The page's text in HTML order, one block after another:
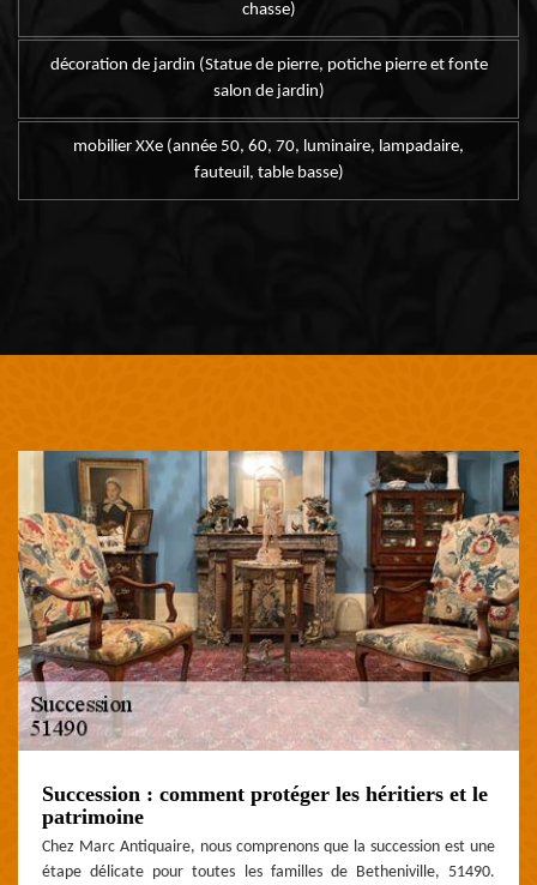
chasse)
décoration de jardin (Statue de pierre, potiche pierre et fonte
salon de jardin)
mobilier XXe (année 50, 60, 70, luminaire, lampadaire,
fauteuil, table basse)
Succession : comment protéger les héritiers et le
patrimoine
Chez Marc Antiquaire, nous comprenons que la succession est une
étape délicate pour toutes les familles de Betheniville, 51490.